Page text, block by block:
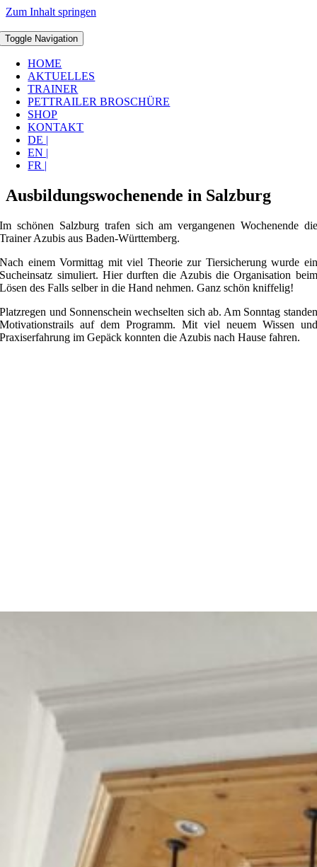
Zum Inhalt springen
Toggle Navigation
HOME
AKTUELLES
TRAINER
PETTRAILER BROSCHÜRE
SHOP
KONTAKT
DE |
EN |
FR |
Ausbildungswochenende in Salzburg
Im schönen Salzburg trafen sich am vergangenen Wochenende die
Trainer Azubis aus Baden-Württemberg.
Nach einem Vormittag mit viel Theorie zur Tiersicherung wurde ein
Sucheinsatz simuliert. Hier durften die Azubis die Organisation beim
Lösen des Falls selber in die Hand nehmen. Ganz schön kniffelig!
Platzregen und Sonnenschein wechselten sich ab. Am Sonntag standen
Motivationstrails auf dem Programm. Mit viel neuem Wissen und
Praxiserfahrung im Gepäck konnten die Azubis nach Hause fahren.